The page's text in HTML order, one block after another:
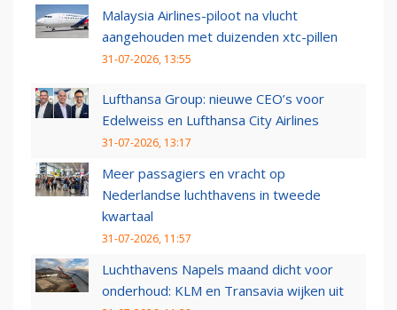
Malaysia Airlines-piloot na vlucht
aangehouden met duizenden xtc-pillen
31-07-2026, 13:55
Lufthansa Group: nieuwe CEO’s voor
Edelweiss en Lufthansa City Airlines
31-07-2026, 13:17
Meer passagiers en vracht op
Nederlandse luchthavens in tweede
kwartaal
31-07-2026, 11:57
Luchthavens Napels maand dicht voor
onderhoud: KLM en Transavia wijken uit